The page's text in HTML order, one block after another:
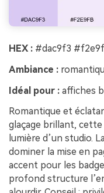
HEX : #dac9f3
Ambiance :
Idéal pour : affiches
Romantique et
glaçage brillant,
lumière d’un studio.
dominer la mise en
accent pour les
profond structure